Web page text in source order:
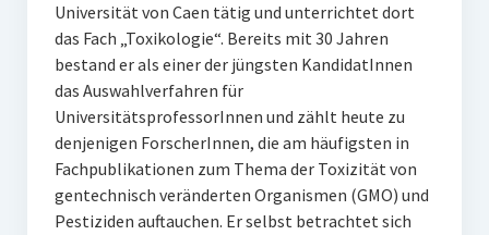
Universität von Caen tätig und unterrichtet dort
das Fach „Toxikologie“. Bereits mit 30 Jahren
bestand er als einer der jüngsten KandidatInnen
das Auswahlverfahren für
UniversitätsprofessorInnen und zählt heute zu
denjenigen ForscherInnen, die am häufigsten in
Fachpublikationen zum Thema der Toxizität von
gentechnisch veränderten Organismen (GMO) und
Pestiziden auftauchen. Er selbst betrachtet sich